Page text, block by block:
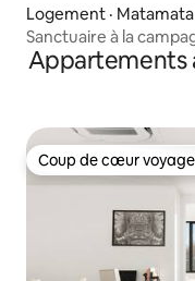
Logement · Matamata
Sanctuaire à la
Appartements
Coup de cœur
Coup de cœur